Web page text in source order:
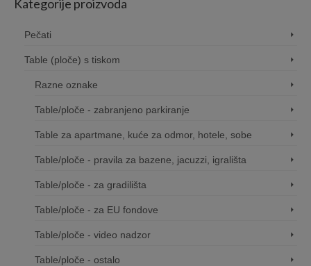
Kategorije proizvoda
Pečati
Table (ploče) s tiskom
Razne oznake
Table/ploče - zabranjeno parkiranje
Table za apartmane, kuće za odmor, hotele, sobe
Table/ploče - pravila za bazene, jacuzzi, igrališta
Table/ploče - za gradilišta
Table/ploče - za EU fondove
Table/ploče - video nadzor
Table/ploče - ostalo